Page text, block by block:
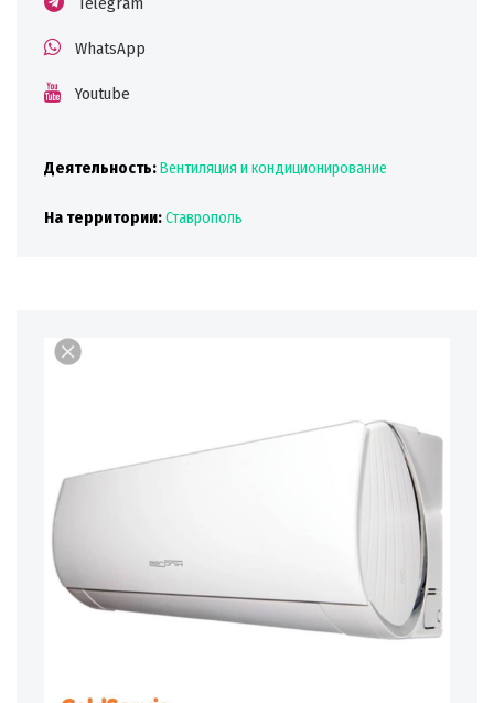
WhatsApp
Youtube
Деятельность:Вентиляция и кондиционирование
На территории:Ставрополь